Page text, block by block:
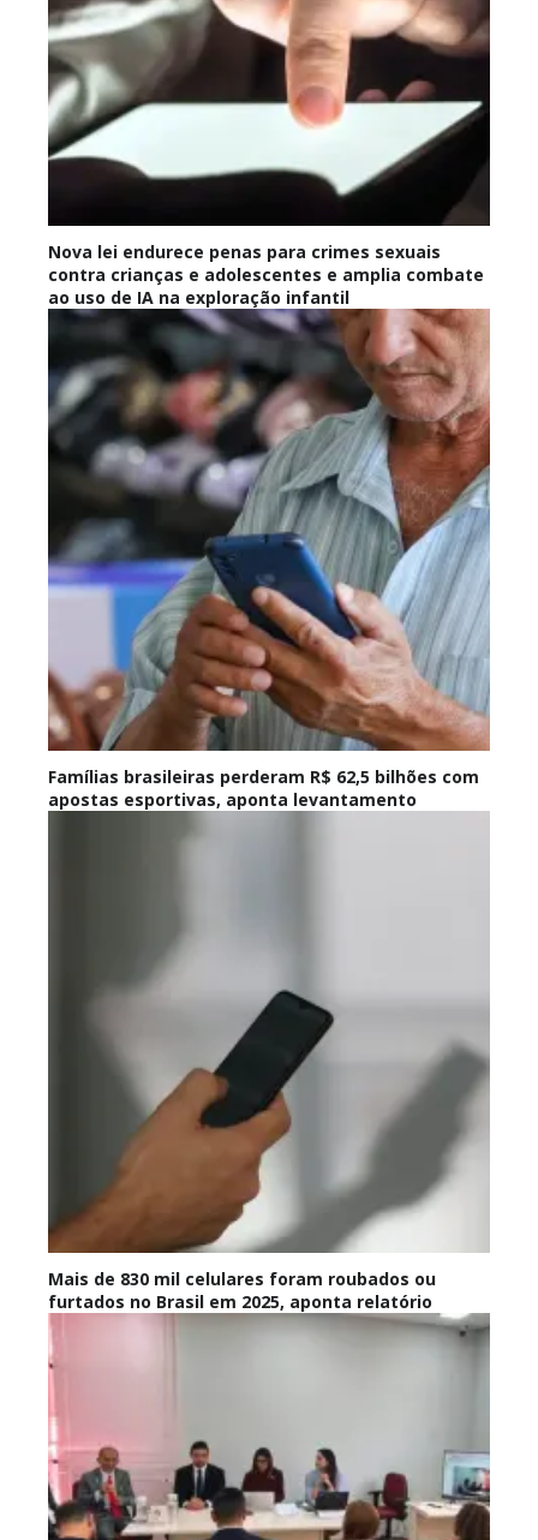
Nova lei endurece penas para crimes sexuais
contra crianças e adolescentes e amplia combate
ao uso de IA na exploração infantil
Famílias brasileiras perderam R$ 62,5 bilhões com
apostas esportivas, aponta levantamento
Mais de 830 mil celulares foram roubados ou
furtados no Brasil em 2025, aponta relatório